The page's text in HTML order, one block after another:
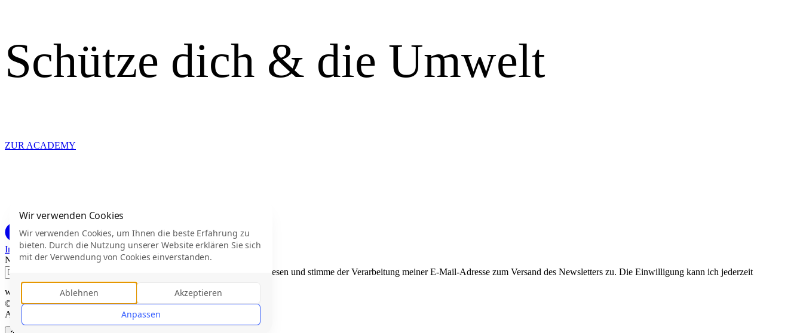
Schütze dich & die Umwelt
ZUR ACADEMY
Impressum DatenschutzHaftungsausschlussBarrierefreiheit
Nicht nur Erster am Berg, sondern auch Erster mit Updates.
gelesen und stimme der Verarbeitung meiner E-Mail-Adresse zum Versand des Newsletters zu. Die Einwilligung kann ich jederzeit
widerrufen.
Zum Newsletter anmelden
©
Saint Elmo's Boost
All rights reserved.
Wir verwenden Cookies
Wir verwenden Cookies, um Ihnen die beste Erfahrung zu
bieten. Durch die Nutzung unserer Website erklären Sie sich
mit der Verwendung von Cookies einverstanden.
Ablehnen
Akzeptieren
Anpassen